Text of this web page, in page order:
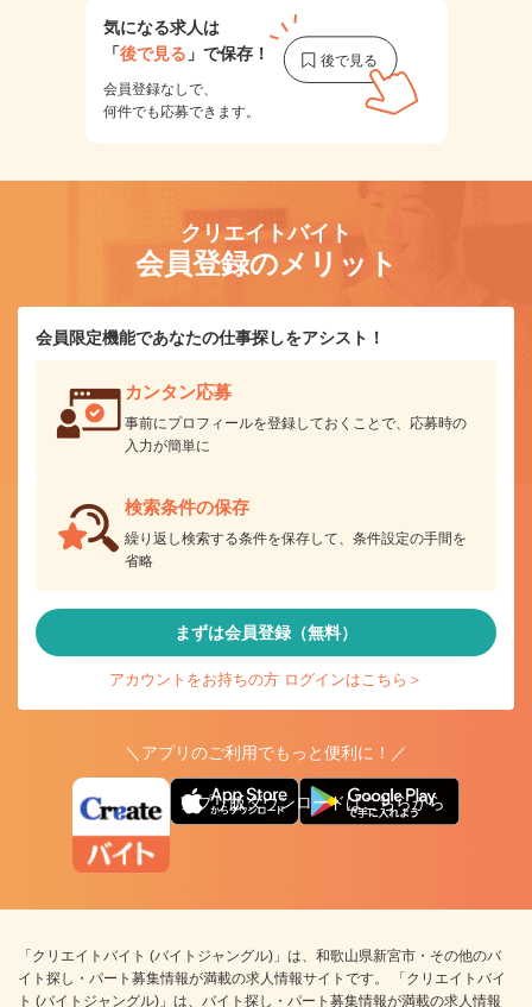
気になる求人は
「後で見る 」で保存！
会員登録なしで、
何件でも応募できます。
クリエイトバイト
会員登録のメリット
会員限定機能であなたの仕事探しをアシスト！
カンタン応募
事前にプロフィールを登録しておくことで、応募時の
入力が簡単に
検索条件の保存
繰り返し検索する条件を保存して、条件設定の手間を
省略
まずは会員登録（無料）
アカウントをお持ちの方 ログインはこちら＞
＼アプリのご利用でもっと便利に！／
アプリ版ダウンロードはこちらから
「クリエイトバイト (バイトジャングル)」は、和歌山県新宮市・その他のバ
イト探し・パート募集情報が満載の求人情報サイトです。 「クリエイトバイ
ト (バイトジャングル)」は、バイト探し・パート募集情報が満載の求人情報